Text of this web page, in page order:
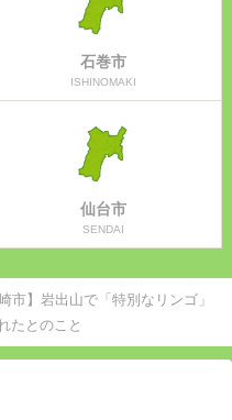
石巻市
ISHINOMAKI
仙台市
SENDAI
崎市】岩出山で「特別なリンゴ」
たとのこと